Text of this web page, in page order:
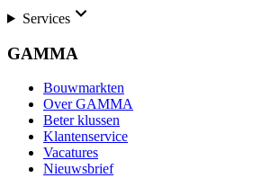
Services
GAMMA
Bouwmarkten
Over GAMMA
Beter klussen
Klantenservice
Vacatures
Nieuwsbrief